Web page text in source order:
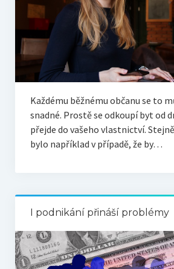
Každému běžnému občanu se to
snadné. Prostě se odkoupí byt od
přejde do vašeho vlastnictví.
bylo například v případě, že by…
I podnikání přináší problémy